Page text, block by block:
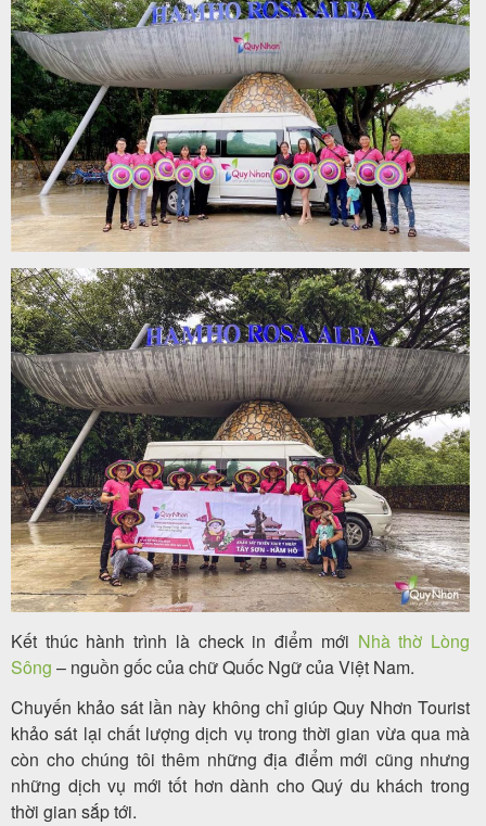
Kết thúc hành trình là check in điểm mới Nhà thờ Lòng
Sông – nguồn gốc của chữ Quốc Ngữ của Việt Nam.
Chuyến khảo sát lần này không chỉ giúp Quy Nhơn Tourist
khảo sát lại chất lượng dịch vụ trong thời gian vừa qua mà
còn cho chúng tôi thêm những địa điểm mới cũng nhưng
những dịch vụ mới tốt hơn dành cho Quý du khách trong
thời gian sắp tới.